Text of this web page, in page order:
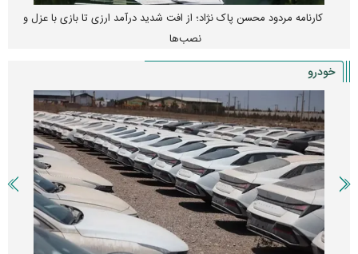
کارنامه مردود محسن پاک‌ نژاد؛ از افت شدید درآمد ارزی تا بازی با عزل و
نصب‌ها
خودرو